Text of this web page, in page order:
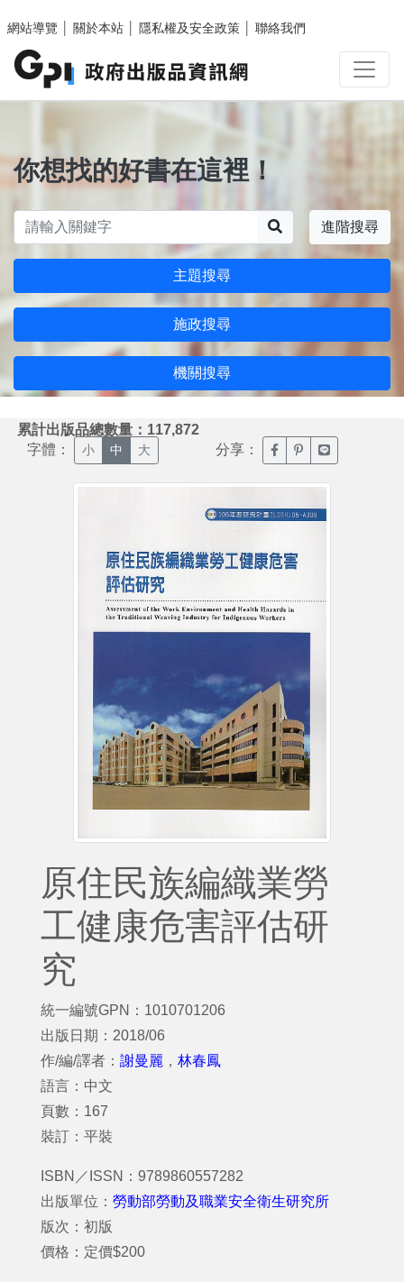
網站導覽
關於本站 隱私權及安全政策 聯絡我們
你想找的好書在這裡！
進階搜尋
主題搜尋
施政搜尋
機關搜尋
累計出版品總數量：117,872
字體： 小 中 大 分享： 臉書分享(另開新視窗)
噗浪分享(另開新
Line分享(另
原住民族編織業勞
工健康危害評估研
究
統一編號GPN：1010701206
出版日期：2018/06
作/編/譯者： 謝曼麗 ， 林春鳳
語言：中文
頁數：167
裝訂：平裝
ISBN／ISSN：9789860557282
出版單位： 勞動部勞動及職業安全衛生研究所
版次：初版
價格：定價$200